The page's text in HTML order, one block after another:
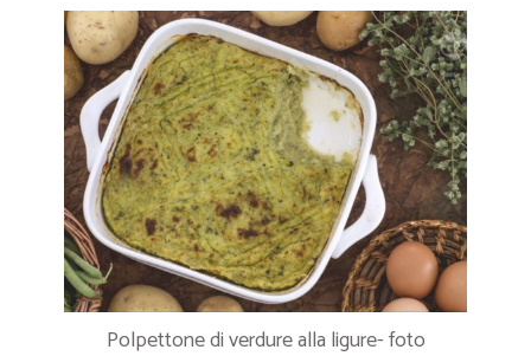
Polpettone di verdure alla ligure- foto